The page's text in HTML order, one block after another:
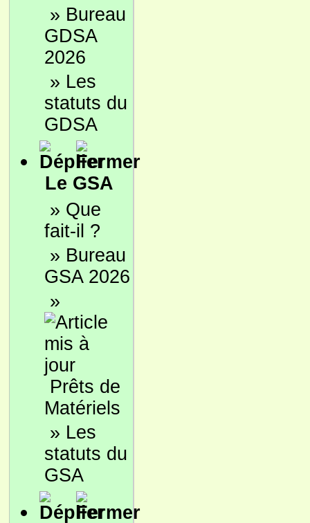
» Bureau
GDSA
2026
» Les
statuts du
GDSA
Le GSA
» Que
fait-il ?
» Bureau
GSA 2026
»
Prêts de
Matériels
» Les
statuts du
GSA